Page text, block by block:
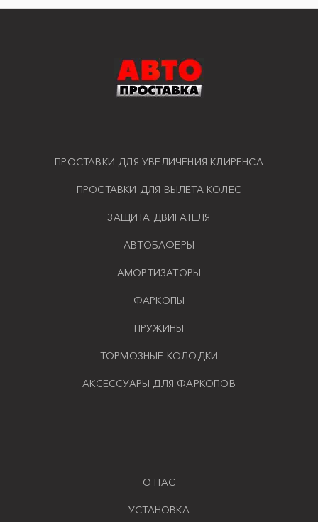
ПРОСТАВКИ ДЛЯ УВЕЛИЧЕНИЯ КЛИРЕНСА
ПРОСТАВКИ ДЛЯ ВЫЛЕТА КОЛЕС
ЗАЩИТА ДВИГАТЕЛЯ
АВТОБАФЕРЫ
АМОРТИЗАТОРЫ
ФАРКОПЫ
ПРУЖИНЫ
ТОРМОЗНЫЕ КОЛОДКИ
АКСЕССУАРЫ ДЛЯ ФАРКОПОВ
О НАС
УСТАНОВКА